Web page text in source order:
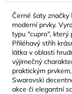
Černé šaty
moderní prvky.
typu "cupro", který
Přiléhavý střih
látka v oblasti
výjimečný
praktickým
Swarovski
akce či elegantní